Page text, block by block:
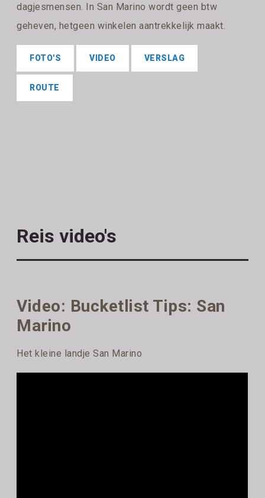
dagjesmensen. In San Marino wordt geen btw
geheven, hetgeen winkelen aantrekkelijk maakt.
FOTO'S VIDEO VERSLAG
ROUTE
Reis video's
Video: Bucketlist Tips: San
Marino
Het kleine landje San Marino